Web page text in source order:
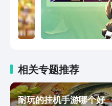
相关专题推荐
耐玩的挂机手游哪个好